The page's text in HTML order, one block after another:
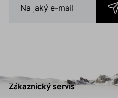
Zákaznický servis